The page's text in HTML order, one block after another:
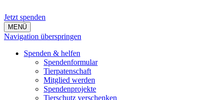
Jetzt spenden
MENÜ
Navigation überspringen
Spenden & helfen
Spendenformular
Tierpatenschaft
Mitglied werden
Spendenprojekte
Tierschutz verschenken